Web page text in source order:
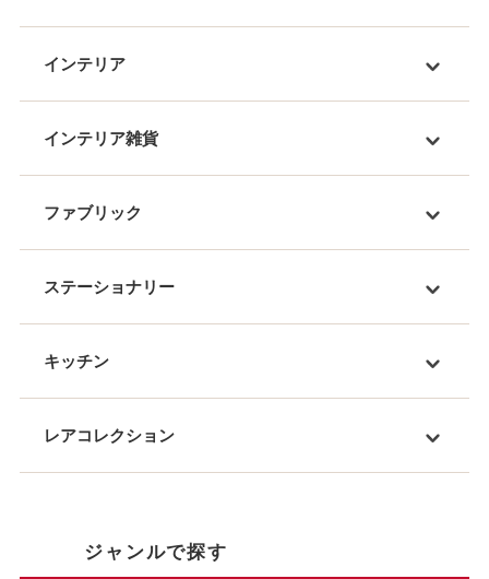
インテリア
インテリア雑貨
ファブリック
ステーショナリー
キッチン
レアコレクション
ジャンルで探す